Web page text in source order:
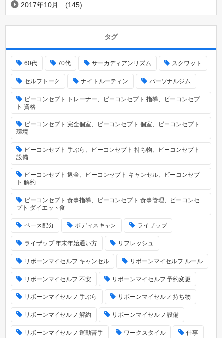
2017年10月 (145)
タグ
60代 70代 サーカディアンリズム スクワット
セルフトーク ナイトルーティン パーソナルジム
ビーコンセプト トレーナー、ビーコンセプト 指導、ビーコンセプ
ト 資格
ビーコンセプト 完全個室、ビーコンセプト 個室、ビーコンセプト
環境
ビーコンセプト 手ぶら、ビーコンセプト 持ち物、ビーコンセプト
設備
ビーコンセプト 返金、ビーコンセプト キャンセル、ビーコンセプ
ト 解約
ビーコンセプト 食事指導、ビーコンセプト 食事管理、ビーコンセ
プト ダイエット食
ペース配分 ボディスキャン ライザップ
ライザップ 年末年始通い方 リフレッシュ
リボーンマイセルフ キャンセル リボーンマイセルフ ルール
リボーンマイセルフ 不安 リボーンマイセルフ 予約変更
リボーンマイセルフ 手ぶら リボーンマイセルフ 持ち物
リボーンマイセルフ 解約 リボーンマイセルフ 設備
リボーンマイセルフ 運動苦手 ワークスタイル 仕事